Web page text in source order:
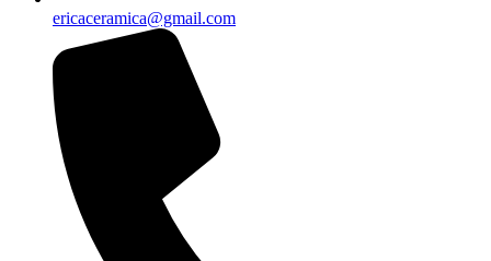
ericaceramica@gmail.com